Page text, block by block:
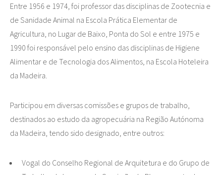
Entre 1956 e 1974, foi professor das disciplinas de Zootecnia e
de Sanidade Animal na Escola Prática Elementar de
Agricultura, no Lugar de Baixo, Ponta do Sol e entre 1975 e
1990 foi responsável pelo ensino das disciplinas de Higiene
Alimentar e de Tecnologia dos Alimentos, na Escola Hoteleira
da Madeira.
Participou em diversas comissões e grupos de trabalho,
destinados ao estudo da agropecuária na Região Autónoma
da Madeira, tendo sido designado, entre outros:
Vogal do Conselho Regional de Arquitetura e do Grupo de